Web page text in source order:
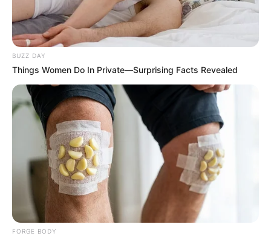
Think You Know FIFA 2026? These Facts May
Surprise You
BRAINBERRIES
Where Are They Now? 9 Ex-Actors Found
Unexpected Career Paths
BRAINBERRIES
BUZZ DAY
Things Women Do In Private—Surprising Facts Revealed
FORGE BODY